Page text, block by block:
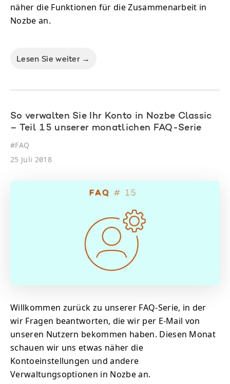
näher die Funktionen für die Zusammenarbeit in
Nozbe an.
Lesen Sie weiter →
So verwalten Sie Ihr Konto in Nozbe Classic
– Teil 15 unserer monatlichen FAQ-Serie
#FAQ
25 Juli 2018
Willkommen zurück zu unserer FAQ-Serie, in der
wir Fragen beantworten, die wir per E-Mail von
unseren Nutzern bekommen haben. Diesen Monat
schauen wir uns etwas näher die
Kontoeinstellungen und andere
Verwaltungsoptionen in Nozbe an.